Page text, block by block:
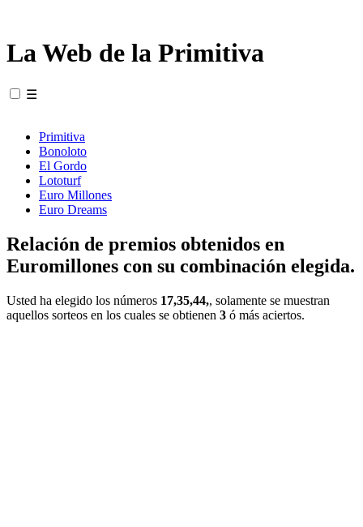
La Web de la Primitiva
☰
Primitiva
Bonoloto
El Gordo
Lototurf
Euro Millones
Euro Dreams
Relación de premios obtenidos en
Euromillones con su combinación elegida.
Usted ha elegido los números 17,35,44,, solamente se muestran
aquellos sorteos en los cuales se obtienen 3 ó más aciertos.